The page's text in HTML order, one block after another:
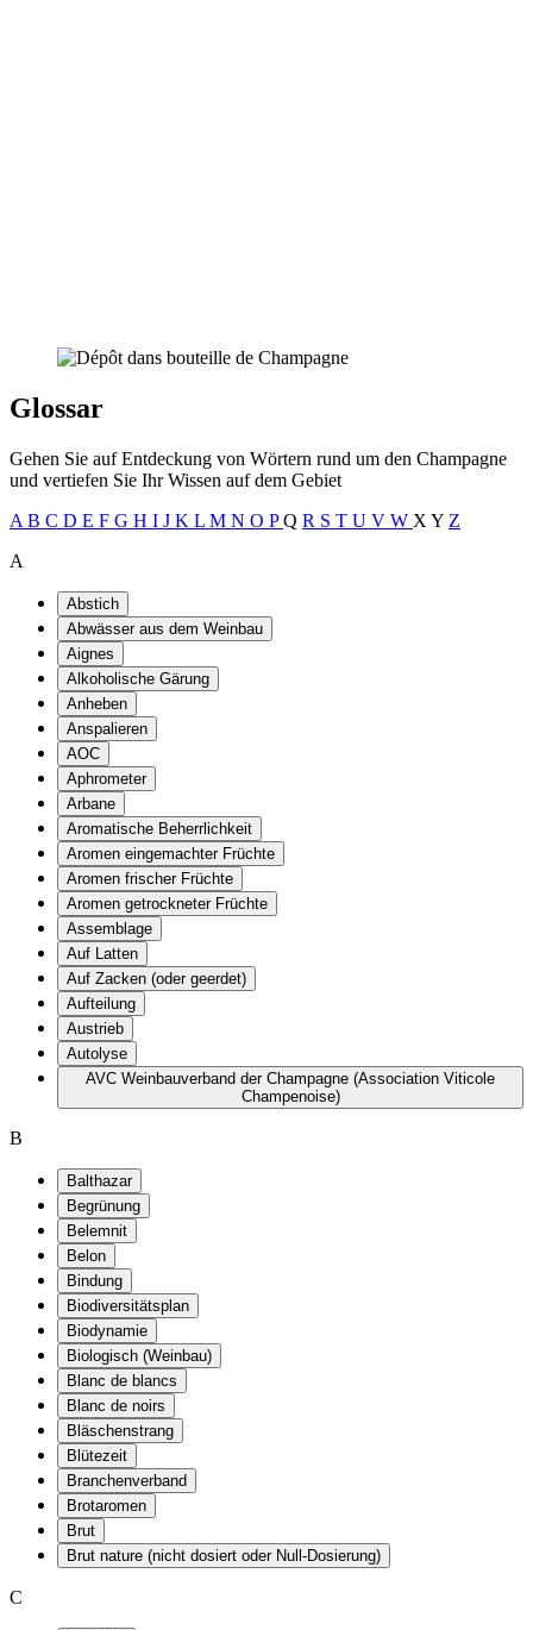
Glossar
Gehen Sie auf Entdeckung von Wörtern rund um den Champagne
und vertiefen Sie Ihr Wissen auf dem Gebiet
A B C D E F G H I J K L M N O PQ R S T U V W X Y Z
A
Abstich
Abwässer aus dem Weinbau
Aignes
Alkoholische Gärung
Anheben
Anspalieren
AOC
Aphrometer
Arbane
Aromatische Beherrlichkeit
Aromen eingemachter Früchte
Aromen frischer Früchte
Aromen getrockneter Früchte
Assemblage
Auf Latten
Auf Zacken (oder geerdet)
Aufteilung
Austrieb
Autolyse
AVC Weinbauverband der Champagne (Association Viticole
Champenoise)
B
Balthazar
Begrünung
Belemnit
Belon
Bindung
Biodiversitätsplan
Biodynamie
Biologisch (Weinbau)
Blanc de blancs
Blanc de noirs
Bläschenstrang
Blütezeit
Branchenverband
Brotaromen
Brut
Brut nature (nicht dosiert oder Null-Dosierung)
C